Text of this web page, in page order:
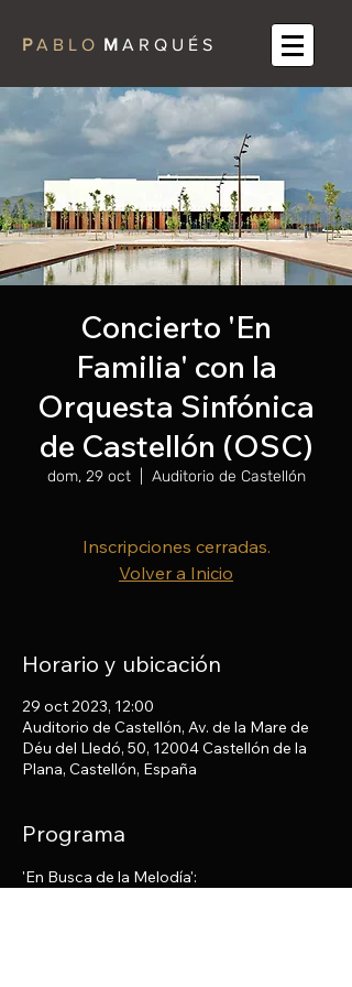
PA B L O M A R Q U É S
Concierto 'En
Familia' con la
Orquesta Sinfónica
de Castellón (OSC)
dom, 29 oct
  |
Auditorio de Castellón
Inscripciones cerradas.
Volver a Inicio
Horario y ubicación
29 oct 2023, 12:00
Auditorio de Castellón, Av. de la Mare de
Déu del Lledó, 50, 12004 Castellón de la
Plana, Castellón, España
Programa
'En Busca de la Melodía':